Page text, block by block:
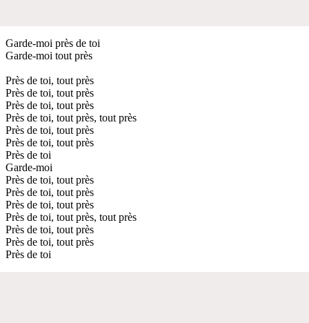
Garde-moi près de toi
Garde-moi tout près
Près de toi, tout près
Près de toi, tout près
Près de toi, tout près
Près de toi, tout près, tout près
Près de toi, tout près
Près de toi, tout près
Près de toi
Garde-moi
Près de toi, tout près
Près de toi, tout près
Près de toi, tout près
Près de toi, tout près, tout près
Près de toi, tout près
Près de toi, tout près
Près de toi